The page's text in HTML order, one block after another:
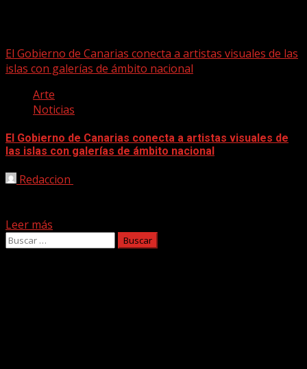
El Gobierno de Canarias conecta a artistas visuales de las
islas con galerías de ámbito nacional
Arte
Noticias
El Gobierno de Canarias conecta a artistas visuales de
las islas con galerías de ámbito nacional
Redaccion
Leer más
Buscar: